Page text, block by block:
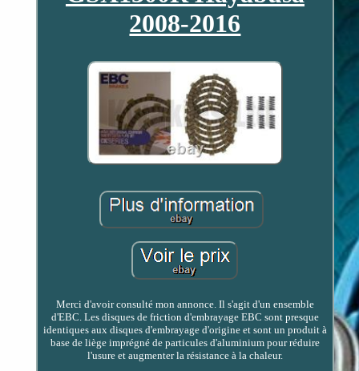
2008-2016
Merci d'avoir consulté mon annonce. Il s'agit d'un ensemble
d'EBC. Les disques de friction d'embrayage EBC sont presque
identiques aux disques d'embrayage d'origine et sont un produit à
base de liège imprégné de particules d'aluminium pour réduire
l'usure et augmenter la résistance à la chaleur.